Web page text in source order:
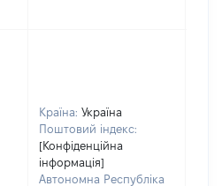
Країна: Україна
Поштовий індекс:
[Конфіденційна
інформація]
Автономна Республіка